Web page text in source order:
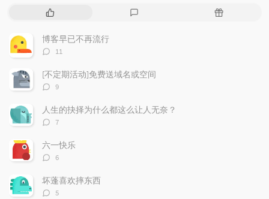
热
文
章
随
博客早已不再流行
评
数：
11
[不定期活动]免费送域名或空间
评
数：
9
人生的抉择为什么都这么让人无奈？
评
数：
7
六一快乐
评
数：
6
坏蓬喜欢摔东西
评
5